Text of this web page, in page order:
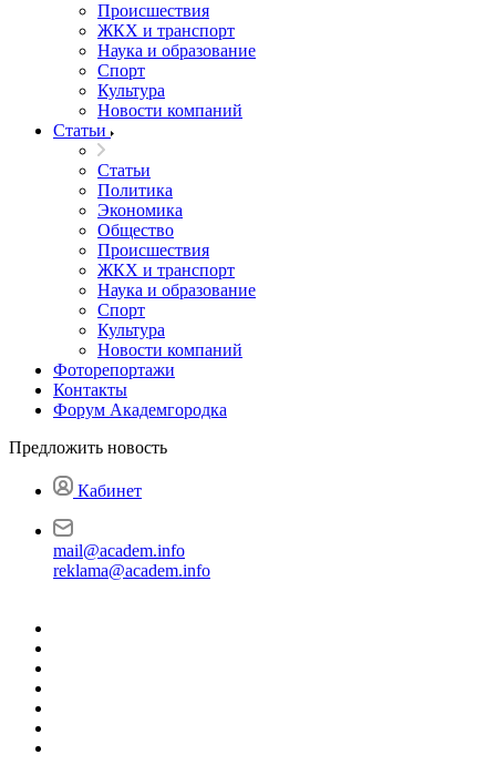
Происшествия
ЖКХ и транспорт
Наука и образование
Спорт
Культура
Новости компаний
Статьи
Статьи
Политика
Экономика
Общество
Происшествия
ЖКХ и транспорт
Наука и образование
Спорт
Культура
Новости компаний
Фоторепортажи
Контакты
Форум Академгородка
Предложить новость
Кабинет
mail@academ.info
reklama@academ.info